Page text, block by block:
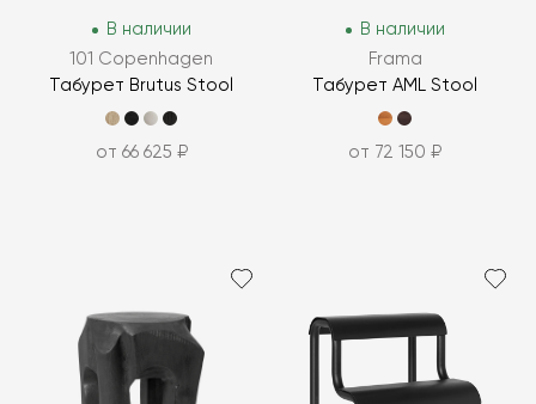
В наличии
101 Copenhagen
Табурет Brutus Stool
от 66 625 ₽
В наличии
Frama
Табурет AML Stool
от 72 150 ₽